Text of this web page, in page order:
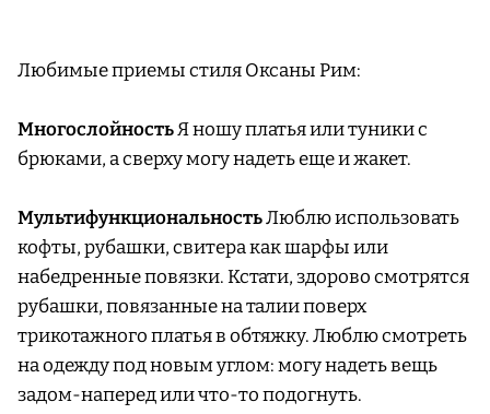
Любимые приемы стиля Оксаны Рим:
МногослойностьЯ ношу платья или туники с
брюками, а сверху могу надеть еще и жакет.
МультифункциональностьЛюблю использовать
кофты, рубашки, свитера как шарфы или
набедренные повязки. Кстати, здорово смотрятся
рубашки, повязанные на талии поверх
трикотажного платья в обтяжку. Люблю смотреть
на одежду под новым углом: могу надеть вещь
задом-наперед или что-то подогнуть.